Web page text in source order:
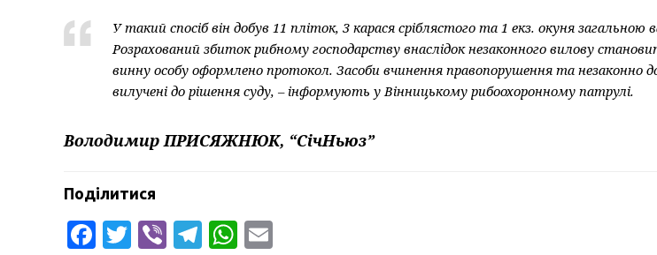
У такий спосіб він добув 11 пліток, 3 карася сріблястого та 1 екз. окуня загальною
Розрахований збиток рибному господарству внаслідок незаконного вилову
винну особу оформлено протокол. Засоби вчинення правопорушення та незаконно
вилучені до рішення суду, – інформують у Вінницькому рибоохоронному патрулі.
Володимир ПРИСЯЖНЮК, “СічНьюз”
Поділитися
Facebook
Twitter
ViberTelegram
WhatsApp